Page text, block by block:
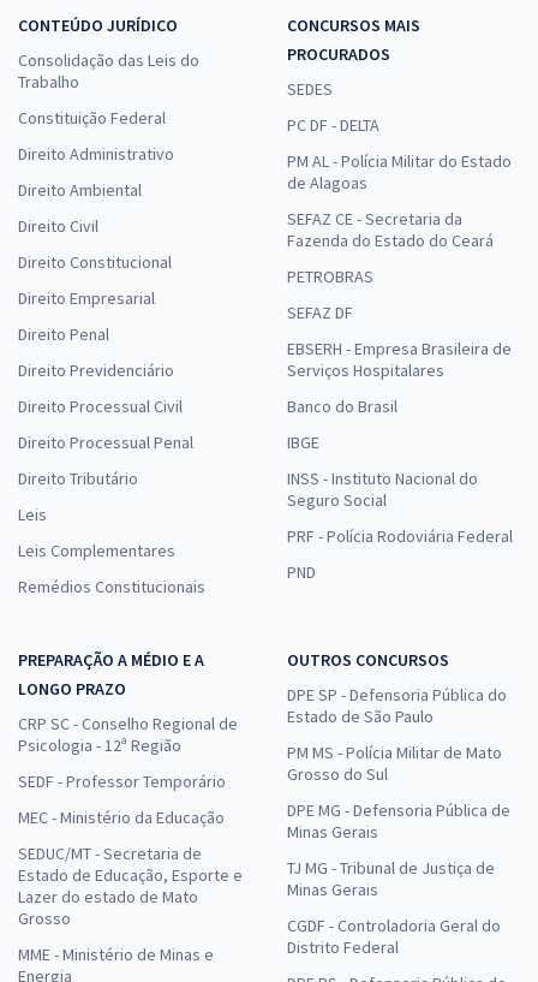
CONTEÚDO JURÍDICO
Consolidação das Leis do
Trabalho
Constituição Federal
Direito Administrativo
Direito Ambiental
Direito Civil
Direito Constitucional
Direito Empresarial
Direito Penal
Direito Previdenciário
Direito Processual Civil
Direito Processual Penal
Direito Tributário
Leis
Leis Complementares
Remédios Constitucionais
CONCURSOS MAIS
PROCURADOS
SEDES
PC DF - DELTA
PM AL - Polícia Militar do Estado
de Alagoas
SEFAZ CE - Secretaria da
Fazenda do Estado do Ceará
PETROBRAS
SEFAZ DF
EBSERH - Empresa Brasileira de
Serviços Hospitalares
Banco do Brasil
IBGE
INSS - Instituto Nacional do
Seguro Social
PRF - Polícia Rodoviária Federal
PND
PREPARAÇÃO A MÉDIO E A
LONGO PRAZO
CRP SC - Conselho Regional de
Psicologia - 12ª Região
SEDF - Professor Temporário
MEC - Ministério da Educação
SEDUC/MT - Secretaria de
Estado de Educação, Esporte e
Lazer do estado de Mato
Grosso
MME - Ministério de Minas e
Energia
OUTROS CONCURSOS
DPE SP - Defensoria Pública do
Estado de São Paulo
PM MS - Polícia Militar de Mato
Grosso do Sul
DPE MG - Defensoria Pública de
Minas Gerais
TJ MG - Tribunal de Justiça de
Minas Gerais
CGDF - Controladoria Geral do
Distrito Federal